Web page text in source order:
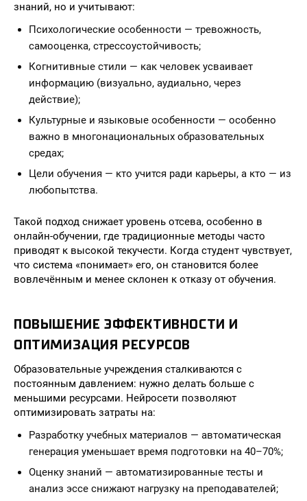
знаний, но и учитывают:
Психологические особенности — тревожность,
самооценка, стрессоустойчивость;
Когнитивные стили — как человек усваивает
информацию (визуально, аудиально, через
действие);
Культурные и языковые особенности — особенно
важно в многонациональных образовательных
средах;
Цели обучения — кто учится ради карьеры, а кто — из
любопытства.
Такой подход снижает уровень отсева, особенно в
онлайн-обучении, где традиционные методы часто
приводят к высокой текучести. Когда студент чувствует,
что система «понимает» его, он становится более
вовлечённым и менее склонен к отказу от обучения.
ПОВЫШЕНИЕ ЭФФЕКТИВНОСТИ И
ОПТИМИЗАЦИЯ РЕСУРСОВ
Образовательные учреждения сталкиваются с
постоянным давлением: нужно делать больше с
меньшими ресурсами. Нейросети позволяют
оптимизировать затраты на:
Разработку учебных материалов — автоматическая
генерация уменьшает время подготовки на 40–70%;
Оценку знаний — автоматизированные тесты и
анализ эссе снижают нагрузку на преподавателей;